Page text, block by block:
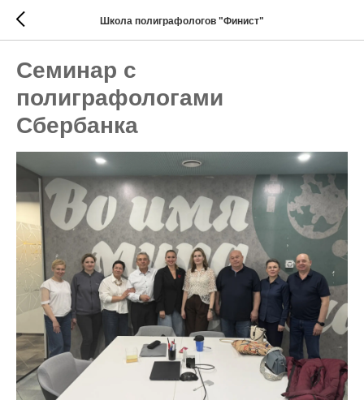
Школа полиграфологов "Финист"
Семинар с
полиграфологами
Сбербанка